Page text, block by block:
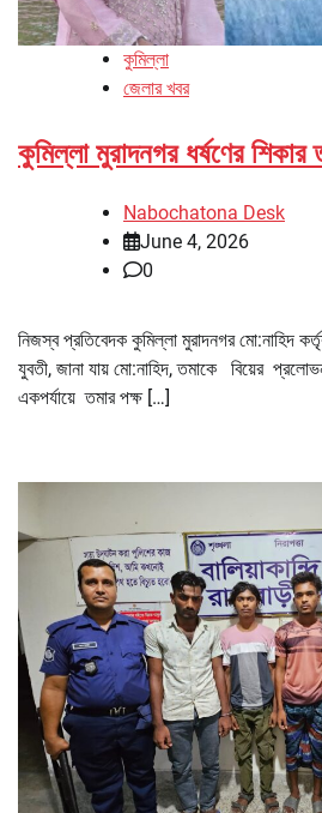
কুমিল্লা
জেলার খবর
কুমিল্লা মুরাদনগর ধর্ষণের
Nabochatona Desk
June 4, 2026
0
নিজস্ব প্রতিবেদক কুমিল্লা মুরাদনগর মো:নাহিদ
যুবতী, জানা যায় মো:নাহিদ, তমাকে বিয়ের
একপর্যায়ে তমার পক্ষ […]